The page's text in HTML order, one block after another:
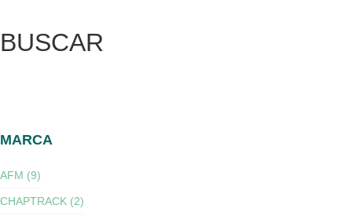
BUSCAR
MARCA
AFM (9)
CHAPTRACK (2)